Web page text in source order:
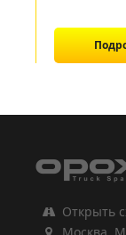
Открыть